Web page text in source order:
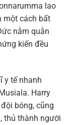
lao
một cách bất
nằm quằn
kiến đều
y tế nhanh
Harry
bóng, cũng
thủ thành người